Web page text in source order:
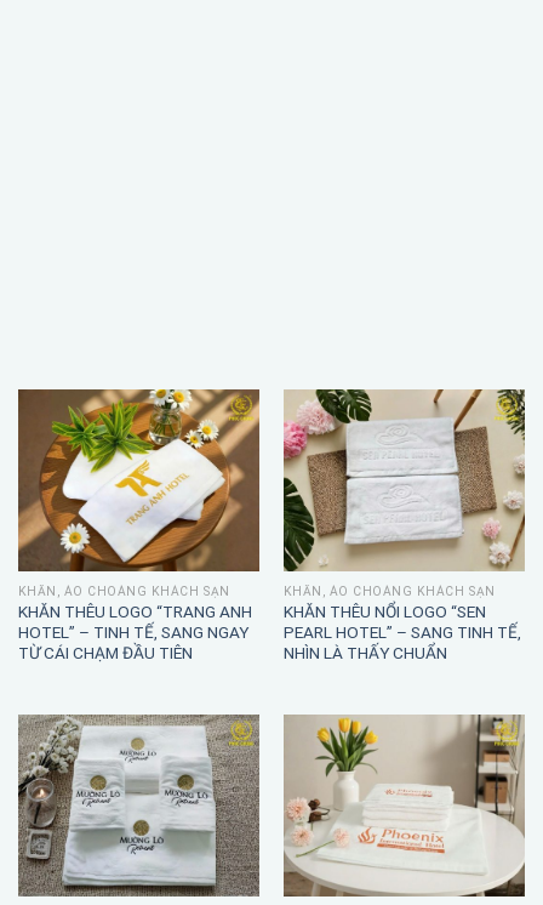
KHĂN, ÁO CHOÀNG KHÁCH SẠN
KHĂN THÊU LOGO “TRANG ANH
HOTEL” – TINH TẾ, SANG NGAY
TỪ CÁI CHẠM ĐẦU TIÊN
KHĂN, ÁO CHOÀNG KHÁCH SẠN
KHĂN THÊU NỔI LOGO “SEN
PEARL HOTEL” – SANG TINH TẾ,
NHÌN LÀ THẤY CHUẨN